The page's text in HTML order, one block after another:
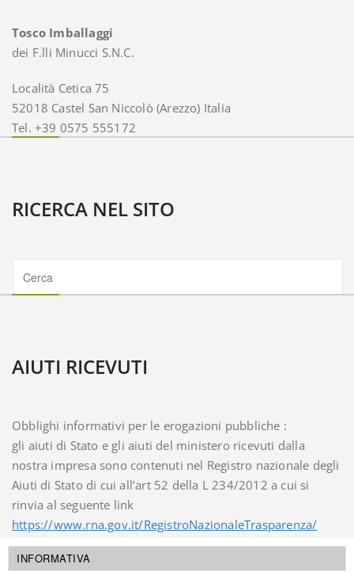
Tosco Imballaggi
dei F.lli Minucci S.N.C.
Località Cetica 75
52018 Castel San Niccolò (Arezzo) Italia
Tel. +39 0575 555172
RICERCA NEL SITO
AIUTI RICEVUTI
Obblighi informativi per le erogazioni pubbliche :
gli aiuti di Stato e gli aiuti del ministero ricevuti dalla
nostra impresa sono contenuti nel Registro nazionale degli
Aiuti di Stato di cui all’art 52 della L 234/2012 a cui si
rinvia al seguente link
https://www.rna.gov.it/RegistroNazionaleTrasparenza/
faces/pages/TrasparenzaAiuto.jspx
INFORMATIVA